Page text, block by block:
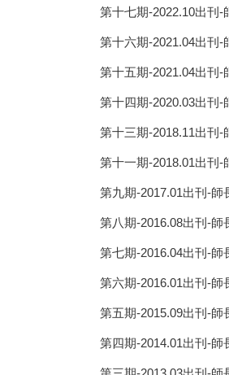
第十七期-2022.10出刊-
第十六期-2021.04出刊-
第十五期-2021.04出刊-
第十四期-2020.03出刊-
第十三期-2018.11出刊-
第十一期-2018.01出刊-
第九期-2017.01出刊-師
第八期-2016.08出刊-師
第七期-2016.04出刊-師
第六期-2016.01出刊-師
第五期-2015.09出刊-師
第四期-2014.01出刊-師